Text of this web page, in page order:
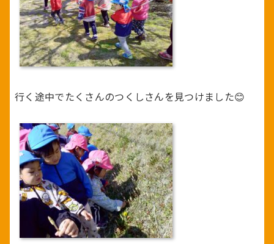
行く途中でたくさんのつくしさんを見つけました😊